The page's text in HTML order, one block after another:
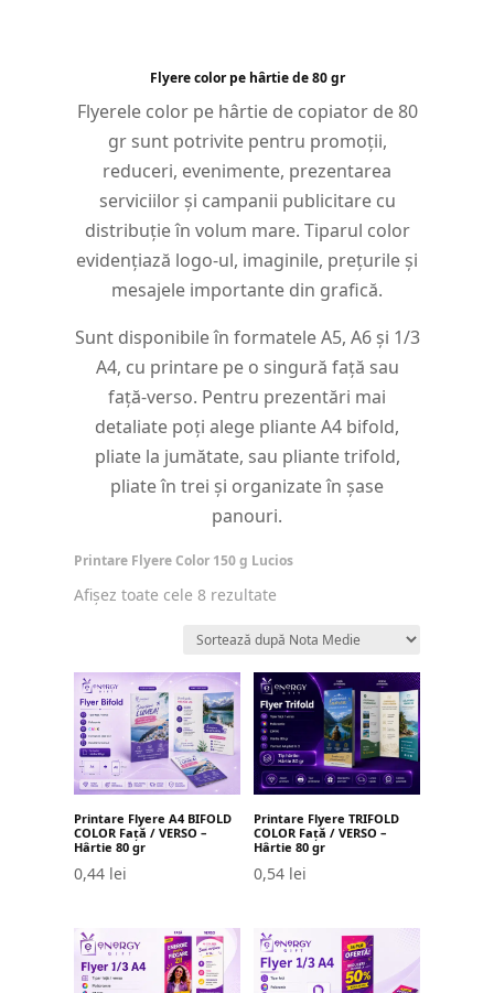
Flyere color pe hârtie de 80 gr
Flyerele color pe hârtie de copiator de 80
gr sunt potrivite pentru promoții,
reduceri, evenimente, prezentarea
serviciilor și campanii publicitare cu
distribuție în volum mare. Tiparul color
evidențiază logo-ul, imaginile, prețurile și
mesajele importante din grafică.
Sunt disponibile în formatele A5, A6 și 1/3
A4, cu printare pe o singură față sau
față-verso. Pentru prezentări mai
detaliate poți alege pliante A4 bifold,
pliate la jumătate, sau pliante trifold,
pliate în trei și organizate în șase
panouri.
Printare Flyere Color 150 g Lucios
Afișez toate cele 8 rezultate
medie
Printare Flyere A4 BIFOLD
COLOR Față / VERSO –
Hârtie 80 gr
0,44 lei
Printare Flyere TRIFOLD
COLOR Față / VERSO –
Hârtie 80 gr
0,54 lei